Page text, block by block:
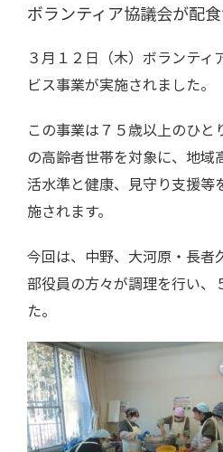
ボランティア協議会が配
３月１２日（木）ボランティ
ビス事業が実施されました。
この事業は７５歳以上のひと
の高齢者世帯を対象に、地域
活水準と健康、見守り支援等
施されます。
今回は、中野、大河原・長者
部役員の方々が調理を行い、
た。